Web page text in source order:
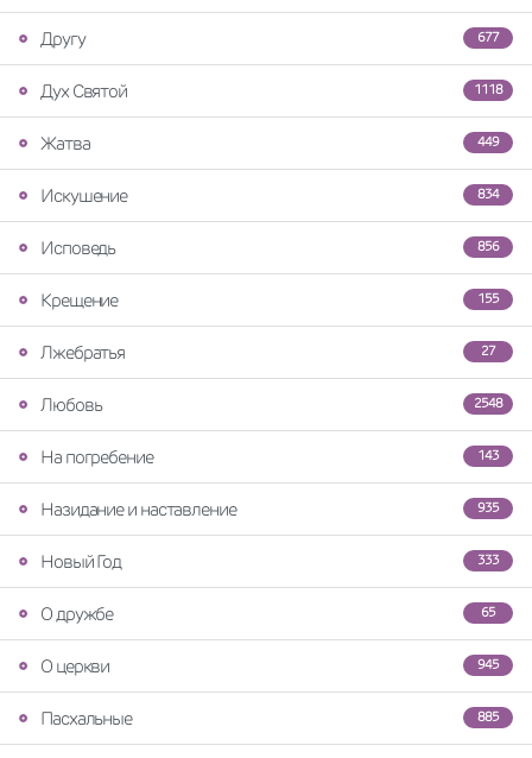
677
Другу
1118
Дух Святой
449
Жатва
834
Искушение
856
Исповедь
155
Крещение
27
Лжебратья
2548
Любовь
143
На погребение
935
Назидание и наставление
333
Новый Год
65
О дружбе
945
О церкви
885
Пасхальные